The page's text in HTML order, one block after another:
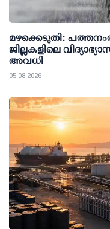
മഴക്കെടുതി:
ജില്ലകളിലെ
അവധി
05 08 2026